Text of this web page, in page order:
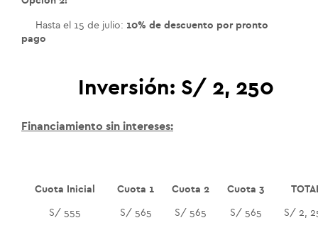
Hasta el 15 de julio: 10% de descuento por pronto
pago
Inversión: S/ 2, 250
Financiamiento sin intereses:
Cuota Inicial Cuota 1 Cuota 2 Cuota 3
S/ 555 S/ 565 S/ 565 S/ 565 S/ 2,